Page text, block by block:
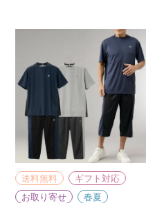
送料無料
ギフト対応
お取り寄せ
春夏